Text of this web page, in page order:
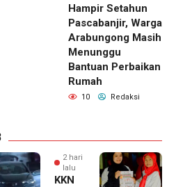
Hampir Setahun
Pascabanjir, Warga
Arabungong Masih
Menunggu
Bantuan Perbaikan
Rumah
10 Redaksi
2 hari
lalu
KKN